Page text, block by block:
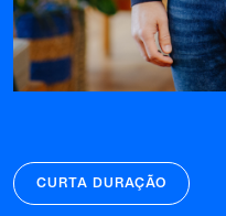
CURTA DURAÇÃO